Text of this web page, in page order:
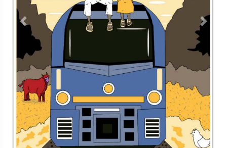
Contacto Aviso de privacidad
Copyright ©2026 Todos los derechos reservados | La Jornada
Maya